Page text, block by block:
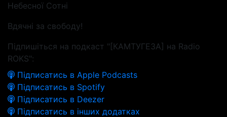
Небесної Сотні
Вдячні за свободу!
Підпишіться на подкаст "[КАМТУГЕЗА] на Radio
ROKS":
Підписатись в Apple Podcasts
Підписатись в Spotify
Підписатись в Deezer
Підписатись в інших додатках